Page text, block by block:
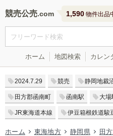
競売公売 1,590 物件出品
ホーム 地図検索 カレン
2024.7.29 競売 静岡地裁
田方郡函南町 函南駅 大場
JR東海道本線 伊豆箱根鉄道駿
ホーム 東海地方 静岡県 田